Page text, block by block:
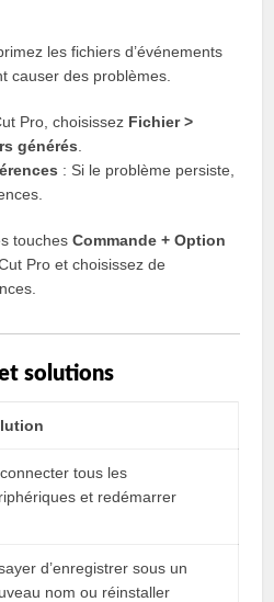
les fichiers d’événements
causer des problèmes.
Pro, choisissez Fichier >
générés
: Si le problème persiste,
touchesCommande + Option
Pro et choisissez de
solutions
tous les
et redémarrer
d’enregistrer sous un
nom ou réinstaller